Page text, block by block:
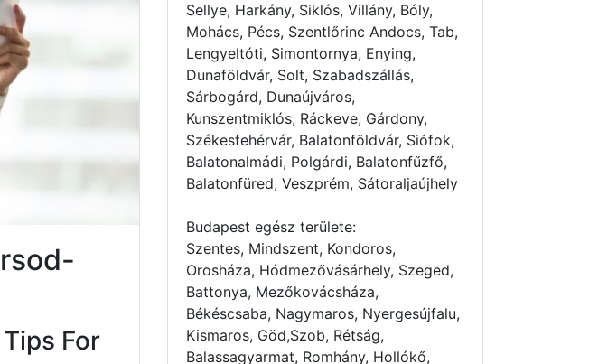
For
Sellye, Harkány, Siklós, Villány, Bóly,
Mohács, Pécs, Szentlőrinc Andocs, Tab,
Lengyeltóti, Simontornya, Enying,
Dunaföldvár, Solt, Szabadszállás,
Sárbogárd, Dunaújváros,
Kunszentmiklós, Ráckeve, Gárdony,
Székesfehérvár, Balatonföldvár, Siófok,
Balatonalmádi, Polgárdi, Balatonfűzfő,
Balatonfüred, Veszprém, Sátoraljaújhely
Budapest egész területe:
Szentes, Mindszent, Kondoros,
Orosháza, Hódmezővásárhely, Szeged,
Battonya, Mezőkovácsháza,
Békéscsaba, Nagymaros, Nyergesújfalu,
Kismaros, Göd,Szob, Rétság,
Balassagyarmat, Romhány, Hollókő,